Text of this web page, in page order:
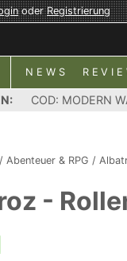
oderRegistrierung
NEWS
COD: MODERN
/ Abenteuer & RPG /
-